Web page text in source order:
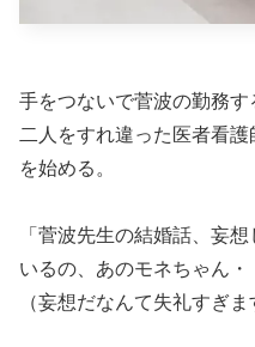
手をつないで菅波の勤務す
二人をすれ違った医者看
を始める。
「菅波先生の結婚話、妄
いるの、あのモネちゃん・
（妄想だなんて失礼すぎま